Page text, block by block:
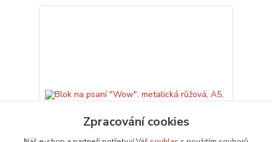
Zpracování cookies